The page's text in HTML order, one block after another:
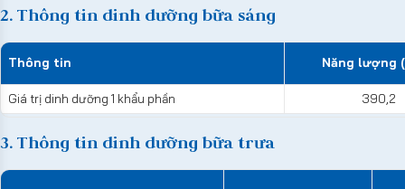
2. Thông tin dinh dưỡng bữa sáng
Thông tin Năng lượng
Giá trị dinh dưỡng 1 khẩu phần 390,2
3. Thông tin dinh dưỡng bữa trưa